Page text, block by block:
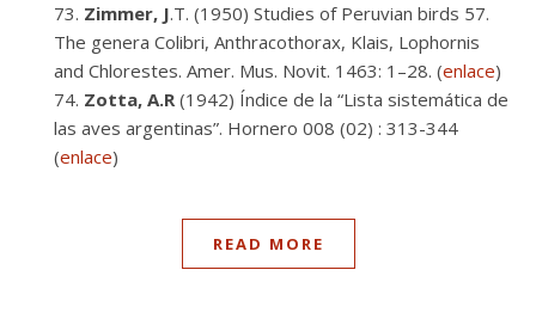
Zimmer, J.T. (1950) Studies of Peruvian birds 57.
The genera Colibri, Anthracothorax, Klais, Lophornis
and Chlorestes. Amer. Mus. Novit. 1463: 1–28. (enlace)
Zotta, A.R(1942) Índice de la “Lista sistemática de
las aves argentinas”. Hornero 008 (02) : 313-344
(enlace)
READ MORE